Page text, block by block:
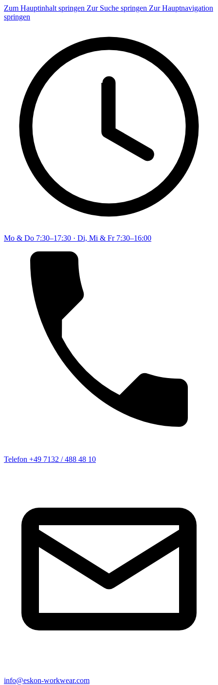
Zum Hauptinhalt springen Zur Suche springen Zur Hauptnavigation
springen
Mo & Do 7:30–17:30 · Di, Mi & Fr 7:30–16:00
Telefon +49 7132 / 488 48 10
info@eskon-workwear.com